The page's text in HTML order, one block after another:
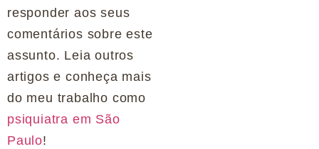
responder aos seus
comentários sobre este
assunto. Leia outros
artigos e conheça mais
do meu trabalho como
psiquiatra em São
Paulo!